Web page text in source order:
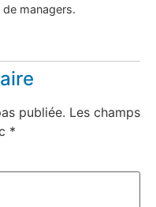
managers.
publiée. Les champs
*